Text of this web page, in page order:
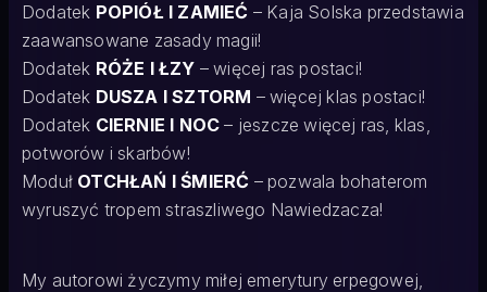
Dodatek POPIÓŁ I ZAMIEĆ – Kaja Solska przedstawia
zaawansowane zasady magii!
Dodatek RÓŻE I ŁZY – więcej ras postaci!
Dodatek DUSZA I SZTORM – więcej klas postaci!
Dodatek CIERNIE I NOC – jeszcze więcej ras, klas,
potworów i skarbów!
Moduł OTCHŁAŃ I ŚMIERĆ – pozwala bohaterom
wyruszyć tropem straszliwego Nawiedzacza!
My autorowi życzymy miłej emerytury erpegowej,